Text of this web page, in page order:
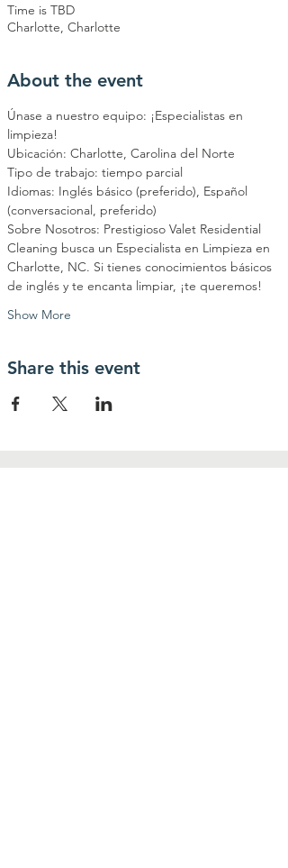
Time is TBD
Charlotte, Charlotte
About the event
Únase a nuestro equipo: ¡Especialistas en
limpieza!
Ubicación: Charlotte, Carolina del Norte
Tipo de trabajo: tiempo parcial
Idiomas: Inglés básico (preferido), Español
(conversacional, preferido)
Sobre Nosotros: Prestigioso Valet Residential
Cleaning busca un Especialista en Limpieza en
Charlotte, NC. Si tienes conocimientos básicos
de inglés y te encanta limpiar, ¡te queremos!
Show More
Share this event